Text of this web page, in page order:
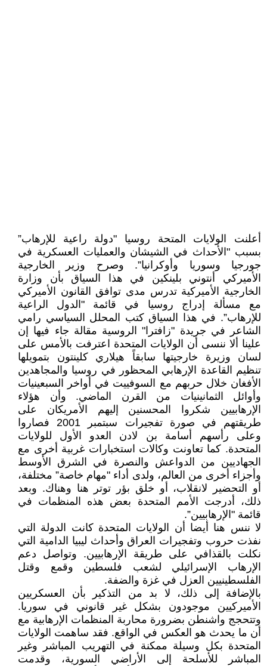
أعلنت الولايات المتحة روسيا "دولة راعية للإرهاب”
بسبب "الأحداث في الشيشان والعمليات العسكرية في
جورجيا وسوريا وأوكرانيا”. وصرح وزير الخارجية
الأميركي أنتوني بلينكين في هذا السياق بأن وزارة
الخارجية الأميركية تدرس مدى توافق القانون الأميركي
مع مسألة إدراج روسيا في قائمة "الدول الراعية
للإرهاب”. في هذا السياق كتب المحلل السياسي رامي
الشاعر في جريدة "زافترا" الروسية مقالة جاء فيها إن
علينا ألا ننسى أن الولايات المتحدة اعترفت بالأمس على
لسان وزيرة خارجيتها سابقاً هيلاري كلينتون بتمويلها
تنظيم القاعدة الإرهابي المحظور في روسيا والمجاهدين
الأفغان خلال حربهم مع السوفييت في أواخر السبعينيات
وأوائل الثمانينيات من القرن الماضي. وأن هؤلاء
الإرهابيين شكروا المحسنين إليهم الأمريكان على
طريقتهم في صورة تفجيرات سبتمبر 2001 فصاروا
وعلى رأسهم أسامة بن لادن العدو الأول للولايات
المتحدة. كما تعاونت وكالات استخبارات غربية أخرى مع
الجهاديين من الدواعش والنصرة في الشرق الأوسط
وأجزاء أخرى من العالم، ولدى أداء "مهام خاصة” مختلفة،
أو التحضير لانقلاب، أو خلق بؤر توتر هنا وهناك. وبعد
ذلك، أدرجت الأمم المتحدة بعض هذه المنظمات في
قائمة "الإرهابيين”.
لا ننس هنا أيضا أن الولايات المتحدة كانت الدولة التي
نفذت حروب وتفجيرات العراق وأحداث ليبيا الدامية التي
نكلت بالقذافي على طريقة الإرهابيين. وتواصل دعم
الإرهاب الإسرائيلي لشعب فلسطين وقمع وقتل
الفلسطينيين العزل في غزة والضفة.
بالإضافة إلى ذلك، لا بد من التذكير بأن العسكريين
الأميركيين موجودون بشكل غير قانوني في سوريا.
وتتحجج واشنطن بضرورة محاربة المنظمات الإرهابية مع
أن ما يحدث هو العكس في الواقع. فقد ساهمت الولايات
المتحدة بكل وسيلة ممكنة في التهريب المباشر وغير
المباشر للأسلحة إلى الأراضي السورية، وقدمت